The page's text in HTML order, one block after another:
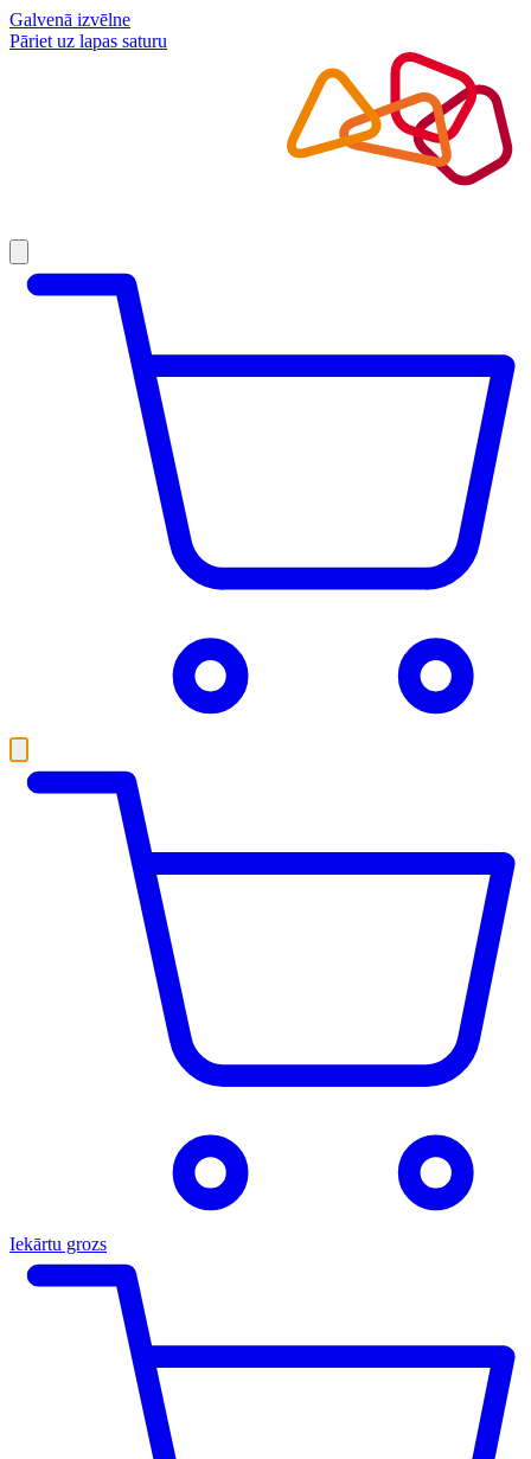
Galvenā izvēlne
Pāriet uz lapas saturu
Iekārtu grozs